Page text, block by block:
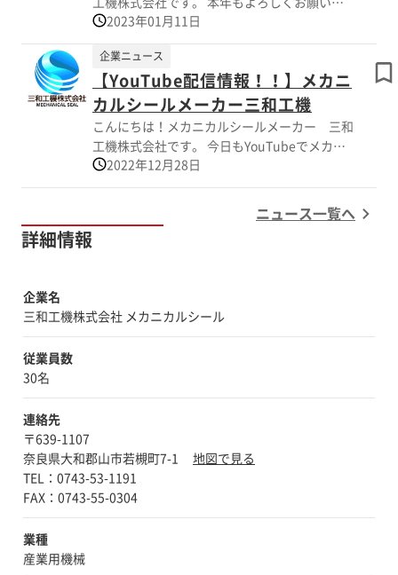
たします。 今日もYouTubeでメカニカルシー
ルの動画配信しております。 ◎本日!水曜日配
信！！ 第4回 気密試験について
https://youtu.be/PqlzKeGSLTI ◎月曜日配
信！ 【GELTUBE 連続運転】4600時間、1年7
カ月！増し締め無し！
https://youtu.be/BIb1E7M7vLY
2023年01月11日
【YouTube配信情報！！】メカニ
カルシールメーカー三和工機
企業ニュース
こんにちは！メカニカルシールメーカー 三和
工機株式会社です。 今日もYouTubeでメカニ
カルシールの動画配信しております。 ◎ショ
ート動画特集！！ 今年も1年ありがとうござい
https://youtu.be/pm9euplvWGs オススメ動
ルシールの工場見学の前に！JR郡山駅から三
和工機株まで道中をご案内いたします。
2022年12月28日
ニュース一覧へ
詳細情報
企業名
三和工機株式会社 メカニカルシール
従業員数
30名
連絡先
〒639-1107
奈良県大和郡山市若槻町7-1
地図で見る
TEL：0743-53-1191
業種
産業用機械